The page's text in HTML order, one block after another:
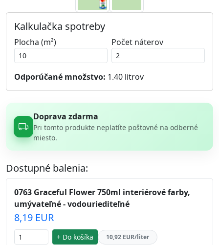
Kalkulačka spotreby
Plocha (m²) Počet náterov
Odporúčané množstvo: 1.40 litrov
Doprava zdarma
Pri tomto produkte neplatíte poštovné na odberné
miesto.
Dostupné balenia:
0763 Graceful Flower 750ml interiérové farby,
umývateľné - vodouriediteľné
8,19 EUR
+ Do košíka 10,92 EUR/liter